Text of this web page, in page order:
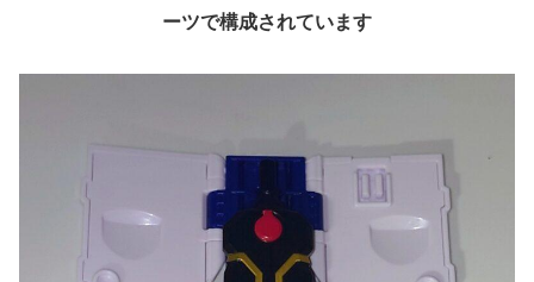
ーツで構成されています